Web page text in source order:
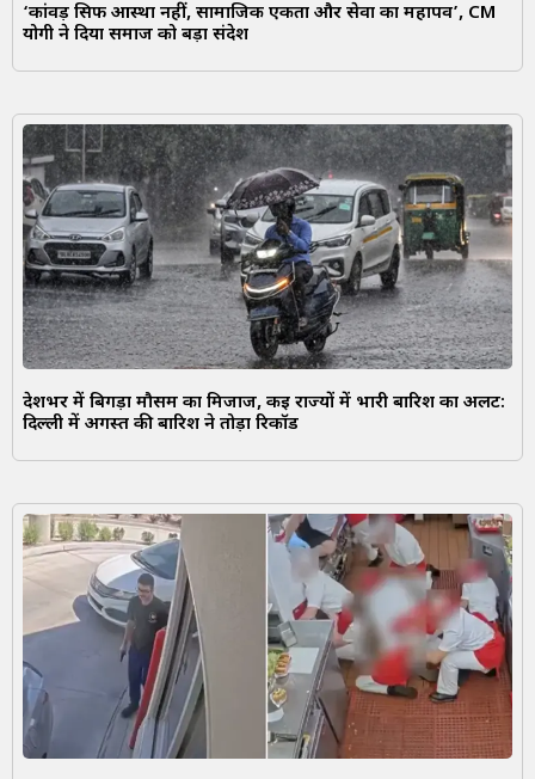
‘कांवड़ सिर्फ आस्था नहीं, सामाजिक एकता और सेवा का महापर्व’, CM
योगी ने दिया समाज को बड़ा संदेश
देशभर में बिगड़ा मौसम का मिजाज, कई राज्यों में भारी बारिश का अलर्ट:
दिल्ली में अगस्त की बारिश ने तोड़ा रिकॉर्ड